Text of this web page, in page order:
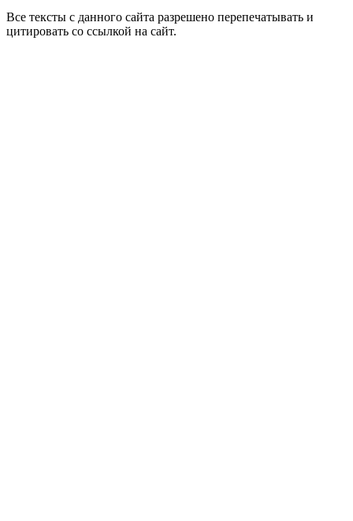
Все тексты с данного сайта разрешено перепечатывать и
цитировать со ссылкой на сайт.